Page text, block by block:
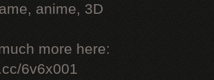
anime, 3D
more here:
6v6x001